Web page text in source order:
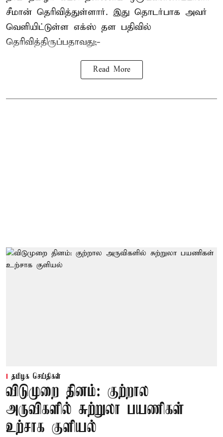
சீமான் தெரிவித்துள்ளார். இது தொடர்பாக அவர்
வெளியிட்டுள்ள எக்ஸ் தள பதிவில்
தெரிவித்திருப்பதாவது;-
Read More
தமிழக செய்திகள்
விடுமுறை தினம்: குற்றால
அருவிகளில் சுற்றுலா பயணிகள்
உற்சாக குளியல்